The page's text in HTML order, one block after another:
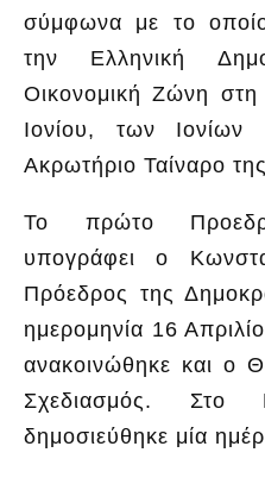
σύμφωνα με το
την Ελληνική
Οικονομική Ζώνη στη
Ιονίου, των
Ακρωτήριο Ταίναρο
Το πρώτο
υπογράφει ο
Πρόεδρος της
ημερομηνία 16
ανακοινώθηκε και ο
Σχεδιασμός. Στο
δημοσιεύθηκε μία